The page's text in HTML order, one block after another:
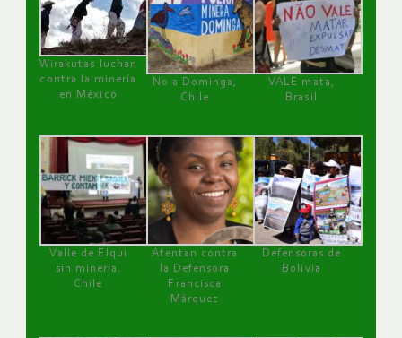
Wirakutas luchan
contra la minería
en México
No a Dominga,
Chile
VALE mata,
Brasil
Valle de Elqui
sin minería.
Chile
Atentan contra
la Defensora
Francisca
Márquez
Defensoras de
Bolivia